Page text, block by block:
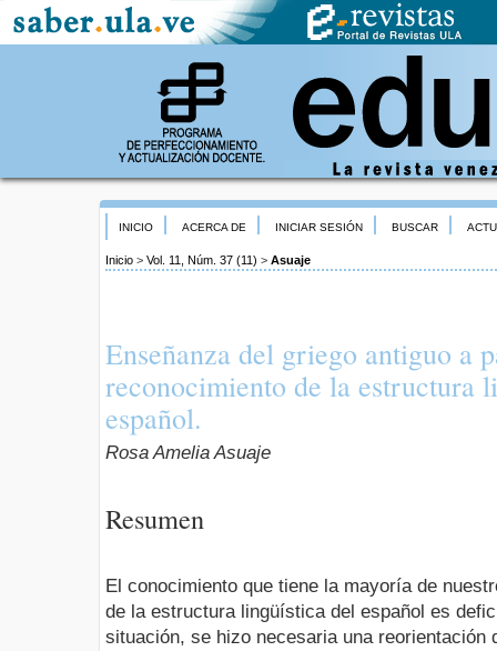
INICIO ACERCA DE INICIAR SESIÓN BUSCAR
Inicio > Vol. 11, Núm. 37 (11) > Asuaje
Enseñanza del griego antiguo a
reconocimiento de la estructura
español.
Rosa Amelia Asuaje
Resumen
El conocimiento que tiene la mayoría de
de la estructura lingüística del español es
situación, se hizo necesaria una reorientación